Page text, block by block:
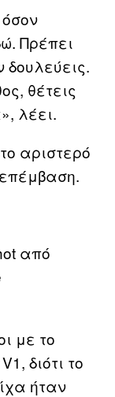
Πρέπει
θέτεις
λέει.
αριστερό
από
με το
διότι το
ήταν